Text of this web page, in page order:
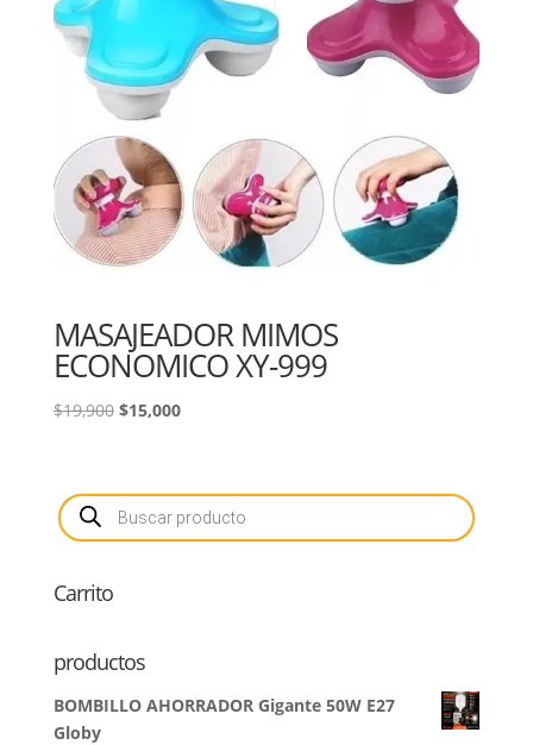
MASAJEADOR MIMOS
ECONOMICO XY-999
$19,900 El
era:
$19,900.
$15,000El
es:
$15,000.
Búsqueda
de
productos
Carrito
productos
BOMBILLO AHORRADOR Gigante 50W E27
Globy